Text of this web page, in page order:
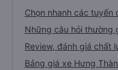
Chọn nhanh các tuyến
Những câu hỏi thường
Review, đánh giá chất
Bảng giá xe Hưng